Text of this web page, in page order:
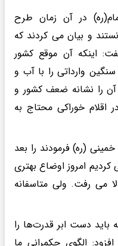
در آن زمان طرح
و بیان می کردند که
اینکه آن موقع کشور
وارداتی را با آب و
را نشانه ضعف کشور و
اقلام خوراکی محتاج به
(ره) فرمودند را بعد
امروز اوضاع بهتری
می رفت. ولی متاسفانه
باید دست ابر قدرت‌ها را
الگوی حکمرانی ما